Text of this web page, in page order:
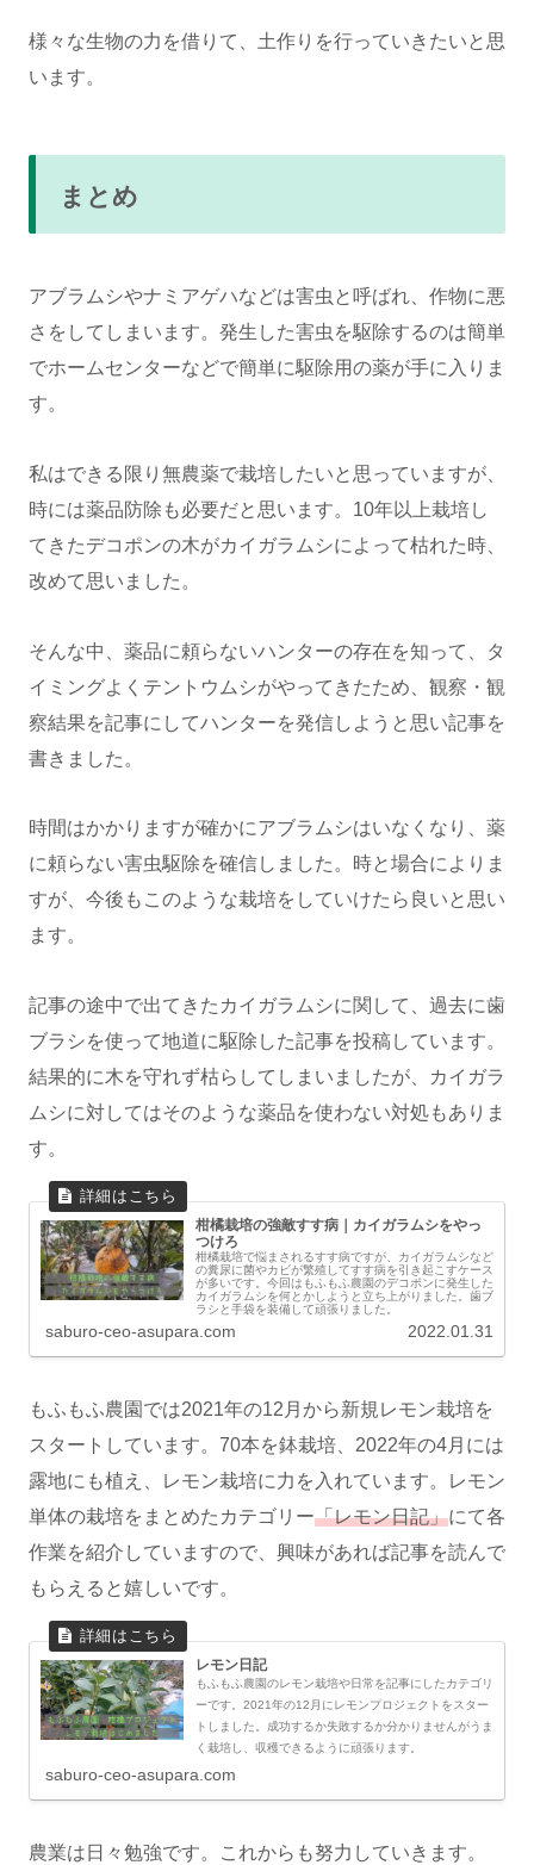
様々な生物の力を借りて、土作りを行っていきたいと思
います。
まとめ
アブラムシやナミアゲハなどは害虫と呼ばれ、作物に悪
さをしてしまいます。発生した害虫を駆除するのは簡単
でホームセンターなどで簡単に駆除用の薬が手に入りま
す。
私はできる限り無農薬で栽培したいと思っていますが、
時には薬品防除も必要だと思います。10年以上栽培し
てきたデコポンの木がカイガラムシによって枯れた時、
改めて思いました。
そんな中、薬品に頼らないハンターの存在を知って、タ
イミングよくテントウムシがやってきたため、観察・観
察結果を記事にしてハンターを発信しようと思い記事を
書きました。
時間はかかりますが確かにアブラムシはいなくなり、薬
に頼らない害虫駆除を確信しました。時と場合によりま
すが、今後もこのような栽培をしていけたら良いと思い
ます。
記事の途中で出てきたカイガラムシに関して、過去に歯
ブラシを使って地道に駆除した記事を投稿しています。
結果的に木を守れず枯らしてしまいましたが、カイガラ
ムシに対してはそのような薬品を使わない対処もありま
す。
柑橘栽培の強敵すす病｜カイガラムシをやっ
つけろ
柑橘栽培で悩まされるすす病ですが、カイガラムシなど
の糞尿に菌やカビが繁殖してすす病を引き起こすケース
が多いです。今回はもふもふ農園のデコポンに発生した
カイガラムシを何とかしようと立ち上がりました。歯ブ
ラシと手袋を装備して頑張りました。
saburo-ceo-asupara.com 2022.01.31
もふもふ農園では2021年の12月から新規レモン栽培を
スタートしています。70本を鉢栽培、2022年の4月には
露地にも植え、レモン栽培に力を入れています。レモン
単体の栽培をまとめたカテゴリー「レモン日記」にて各
作業を紹介していますので、興味があれば記事を読んで
もらえると嬉しいです。
レモン日記
もふもふ農園のレモン栽培や日常を記事にしたカテゴリ
ーです。2021年の12月にレモンプロジェクトをスター
トしました。成功するか失敗するか分かりませんがうま
く栽培し、収穫できるように頑張ります。
saburo-ceo-asupara.com
農業は日々勉強です。これからも努力していきます。